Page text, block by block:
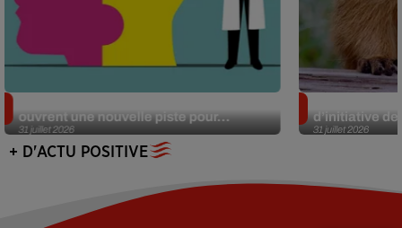
31 juillet 2026
ouvrent une nouvelle piste pour...
31 juillet 2026
d’initiative
+ D'ACTU POSITIVE